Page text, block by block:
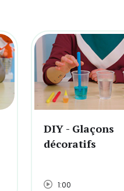
DIY - Glaçons
décoratifs
1:00